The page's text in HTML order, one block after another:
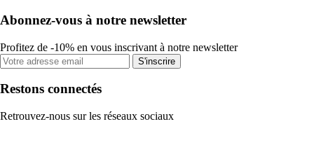
Abonnez-vous à notre newsletter
Profitez de -10% en vous inscrivant à notre newsletter
S'inscrire
Restons connectés
Retrouvez-nous sur les réseaux sociaux